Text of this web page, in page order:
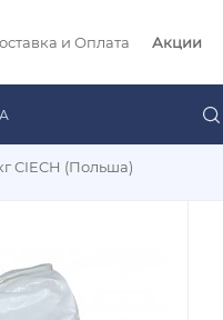
и Оплата Акции
CIECH (Польша)